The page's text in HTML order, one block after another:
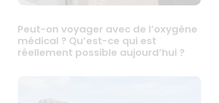
Peut-on voyager avec de l’oxygène
médical ? Qu’est-ce qui est
réellement possible aujourd’hui ?